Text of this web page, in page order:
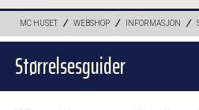
MC HUSET WEBSHOP INFORMASJON
Størrelsesguider